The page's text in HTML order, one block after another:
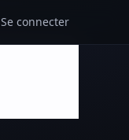
Se connecter